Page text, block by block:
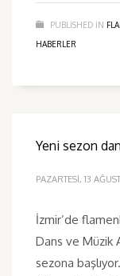
PUBLISHED IN
HABERLER
Yeni sezon
PAZARTESI, 13
İzmir’de
Dans ve Müzik
sezona